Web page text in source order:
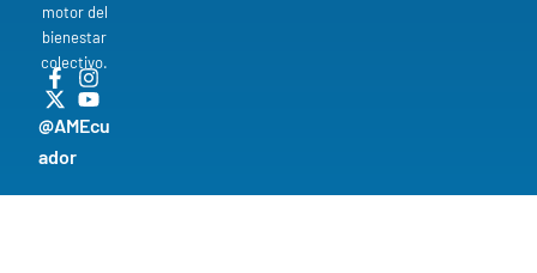
motor del
bienestar
colectivo.
@AMEcu
ador